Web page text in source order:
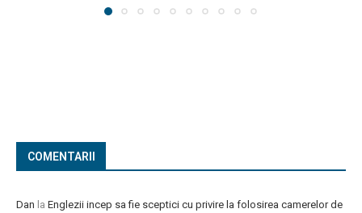
COMENTARII
Dan la Englezii incep sa fie sceptici cu privire la folosirea camerelor de